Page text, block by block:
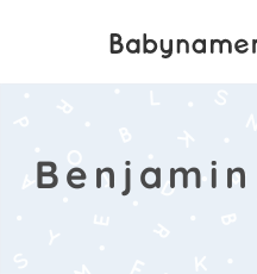
Benjamin